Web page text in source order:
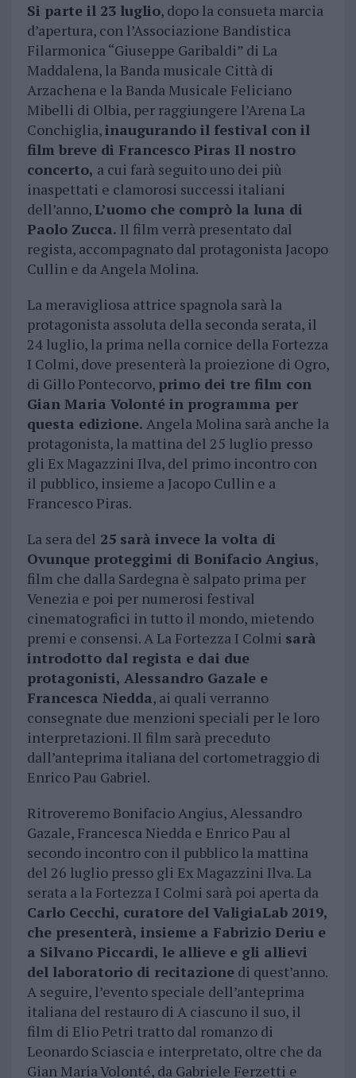
Si parte il 23 luglio, dopo la consueta marcia
d’apertura, con l’Associazione Bandistica
Filarmonica “Giuseppe Garibaldi” di La
Maddalena, la Banda musicale Città di
Arzachena e la Banda Musicale Feliciano
Mibelli di Olbia, per raggiungere l’Arena La
Conchiglia,inaugurando il festival con il
film breve di Francesco Piras Il nostro
concerto, a cui farà seguito uno dei più
inaspettati e clamorosi successi italiani
dell’anno,L’uomo che comprò la luna di
Paolo Zucca. Il film verrà presentato dal
regista, accompagnato dal protagonista Jacopo
Cullin e da Angela Molina.
La meravigliosa attrice spagnola sarà la
protagonista assoluta della seconda serata, il
24 luglio, la prima nella cornice della Fortezza
I Colmi, dove presenterà la proiezione di Ogro,
di Gillo Pontecorvo, primo dei tre film con
Gian Maria Volonté in programma per
questa edizione. Angela Molina sarà anche la
protagonista, la mattina del 25 luglio presso
gli Ex Magazzini Ilva, del primo incontro con
il pubblico, insieme a Jacopo Cullin e a
Francesco Piras.
La sera del 25 sarà invece la volta di
Ovunque proteggimi di Bonifacio Angius,
film che dalla Sardegna è salpato prima per
Venezia e poi per numerosi festival
cinematografici in tutto il mondo, mietendo
premi e consensi. A La Fortezza I Colmi sarà
introdotto dal regista e dai due
protagonisti, Alessandro Gazale e
Francesca Niedda, ai quali verranno
consegnate due menzioni speciali per le loro
interpretazioni. Il film sarà preceduto
dall’anteprima italiana del cortometraggio di
Enrico Pau Gabriel.
Ritroveremo Bonifacio Angius, Alessandro
Gazale, Francesca Niedda e Enrico Pau al
secondo incontro con il pubblico la mattina
del 26 luglio presso gli Ex Magazzini Ilva. La
serata a la Fortezza I Colmi sarà poi aperta da
Carlo Cecchi, curatore del ValigiaLab 2019,
che presenterà, insieme a Fabrizio Deriu e
a Silvano Piccardi, le allieve e gli allievi
del laboratorio di recitazionedi quest’anno.
A seguire, l’evento speciale dell’anteprima
italiana del restauro di A ciascuno il suo, il
film di Elio Petri tratto dal romanzo di
Leonardo Sciascia e interpretato, oltre che da
Gian Maria Volonté, da Gabriele Ferzetti e